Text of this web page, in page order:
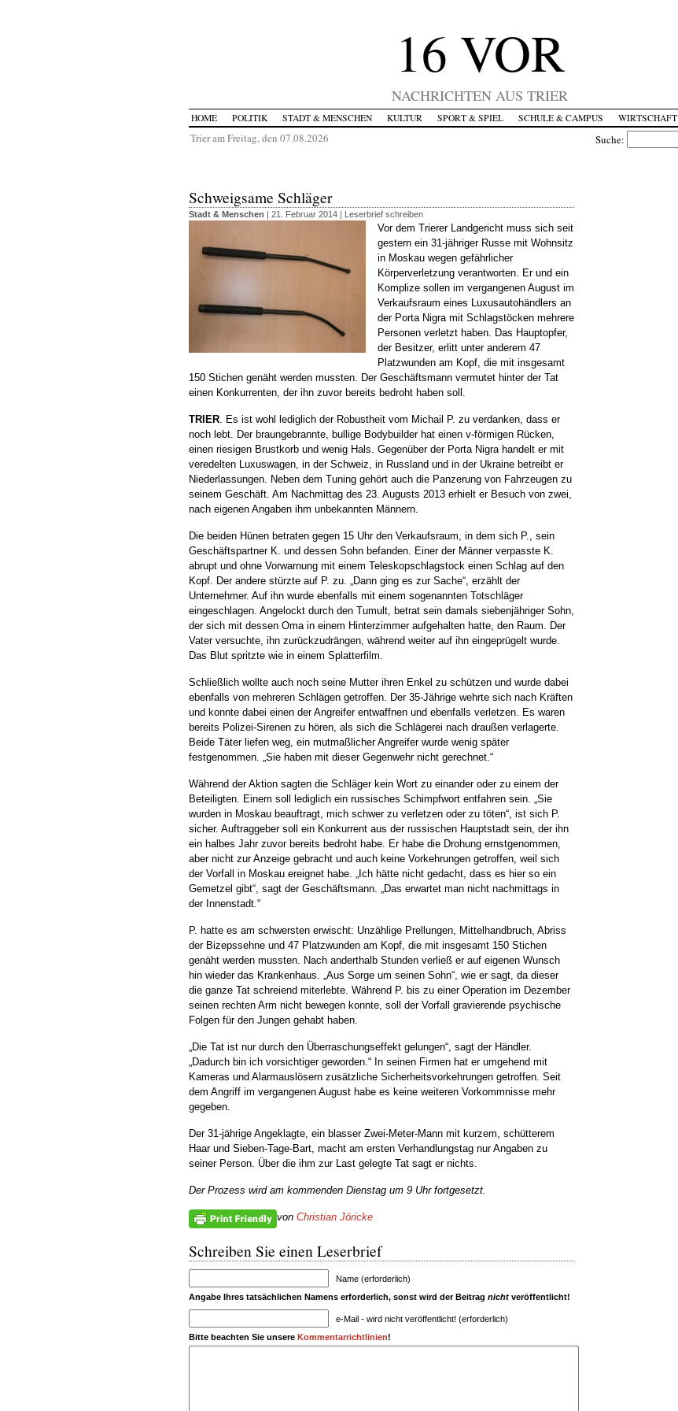
16 VOR
NACHRICHTEN AUS TRIER
HOME POLITIK STADT & MENSCHEN KULTUR SPORT & SPIEL SCHULE & CAMPUS WIRTSCHAFT
Trier am Freitag, den 07.08.2026 Suche:
Schweigsame Schläger
Stadt & Menschen | 21. Februar 2014 | Leserbrief schreiben
Vor dem Trierer Landgericht muss sich seit
gestern ein 31-jähriger Russe mit Wohnsitz
in Moskau wegen gefährlicher
Körperverletzung verantworten. Er und ein
Komplize sollen im vergangenen August im
Verkaufsraum eines Luxusautohändlers an
der Porta Nigra mit Schlagstöcken mehrere
Personen verletzt haben. Das Hauptopfer,
der Besitzer, erlitt unter anderem 47
Platzwunden am Kopf, die mit insgesamt
150 Stichen genäht werden mussten. Der Geschäftsmann vermutet hinter der Tat
einen Konkurrenten, der ihn zuvor bereits bedroht haben soll.
TRIER. Es ist wohl lediglich der Robustheit vom Michail P. zu verdanken, dass er
noch lebt. Der braungebrannte, bullige Bodybuilder hat einen v-förmigen Rücken,
einen riesigen Brustkorb und wenig Hals. Gegenüber der Porta Nigra handelt er mit
veredelten Luxuswagen, in der Schweiz, in Russland und in der Ukraine betreibt er
Niederlassungen. Neben dem Tuning gehört auch die Panzerung von Fahrzeugen zu
seinem Geschäft. Am Nachmittag des 23. Augusts 2013 erhielt er Besuch von zwei,
nach eigenen Angaben ihm unbekannten Männern.
Die beiden Hünen betraten gegen 15 Uhr den Verkaufsraum, in dem sich P., sein
Geschäftspartner K. und dessen Sohn befanden. Einer der Männer verpasste K.
abrupt und ohne Vorwarnung mit einem Teleskopschlagstock einen Schlag auf den
Kopf. Der andere stürzte auf P. zu. „Dann ging es zur Sache“, erzählt der
Unternehmer. Auf ihn wurde ebenfalls mit einem sogenannten Totschläger
eingeschlagen. Angelockt durch den Tumult, betrat sein damals siebenjähriger Sohn,
der sich mit dessen Oma in einem Hinterzimmer aufgehalten hatte, den Raum. Der
Vater versuchte, ihn zurückzudrängen, während weiter auf ihn eingeprügelt wurde.
Das Blut spritzte wie in einem Splatterfilm.
Schließlich wollte auch noch seine Mutter ihren Enkel zu schützen und wurde dabei
ebenfalls von mehreren Schlägen getroffen. Der 35-Jährige wehrte sich nach Kräften
und konnte dabei einen der Angreifer entwaffnen und ebenfalls verletzen. Es waren
bereits Polizei-Sirenen zu hören, als sich die Schlägerei nach draußen verlagerte.
Beide Täter liefen weg, ein mutmaßlicher Angreifer wurde wenig später
festgenommen. „Sie haben mit dieser Gegenwehr nicht gerechnet.“
Während der Aktion sagten die Schläger kein Wort zu einander oder zu einem der
Beteiligten. Einem soll lediglich ein russisches Schimpfwort entfahren sein. „Sie
wurden in Moskau beauftragt, mich schwer zu verletzen oder zu töten“, ist sich P.
sicher. Auftraggeber soll ein Konkurrent aus der russischen Hauptstadt sein, der ihn
ein halbes Jahr zuvor bereits bedroht habe. Er habe die Drohung ernstgenommen,
aber nicht zur Anzeige gebracht und auch keine Vorkehrungen getroffen, weil sich
der Vorfall in Moskau ereignet habe. „Ich hätte nicht gedacht, dass es hier so ein
Gemetzel gibt“, sagt der Geschäftsmann. „Das erwartet man nicht nachmittags in
der Innenstadt.“
P. hatte es am schwersten erwischt: Unzählige Prellungen, Mittelhandbruch, Abriss
der Bizepssehne und 47 Platzwunden am Kopf, die mit insgesamt 150 Stichen
genäht werden mussten. Nach anderthalb Stunden verließ er auf eigenen Wunsch
hin wieder das Krankenhaus. „Aus Sorge um seinen Sohn“, wie er sagt, da dieser
die ganze Tat schreiend miterlebte. Während P. bis zu einer Operation im Dezember
seinen rechten Arm nicht bewegen konnte, soll der Vorfall gravierende psychische
Folgen für den Jungen gehabt haben.
„Die Tat ist nur durch den Überraschungseffekt gelungen“, sagt der Händler.
„Dadurch bin ich vorsichtiger geworden.“ In seinen Firmen hat er umgehend mit
Kameras und Alarmauslösern zusätzliche Sicherheitsvorkehrungen getroffen. Seit
dem Angriff im vergangenen August habe es keine weiteren Vorkommnisse mehr
gegeben.
Der 31-jährige Angeklagte, ein blasser Zwei-Meter-Mann mit kurzem, schütterem
Haar und Sieben-Tage-Bart, macht am ersten Verhandlungstag nur Angaben zu
seiner Person. Über die ihm zur Last gelegte Tat sagt er nichts.
Der Prozess wird am kommenden Dienstag um 9 Uhr fortgesetzt.
von Christian Jöricke
Schreiben Sie einen Leserbrief
Name (erforderlich)
Angabe Ihres tatsächlichen Namens erforderlich, sonst wird der Beitrag nicht veröffentlicht!
e-Mail - wird nicht veröffentlicht! (erforderlich)
Bitte beachten Sie unsere Kommentarrichtlinien!